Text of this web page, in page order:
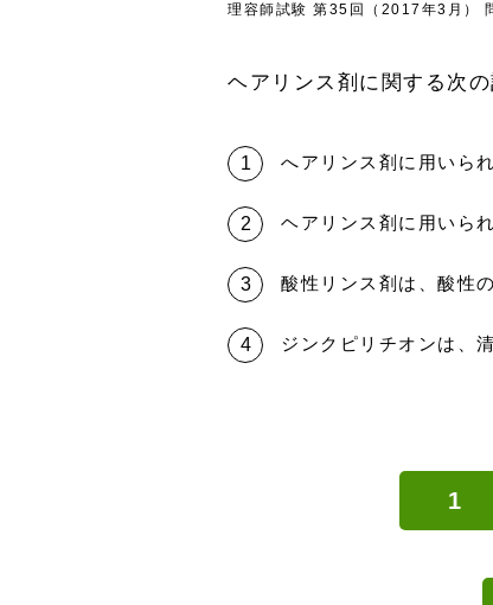
理容師試験 第35回（2017年3月）
ヘアリンス剤に関する次
へアリンス剤に用いら
ヘアリンス剤に用いら
酸性リンス剤は、酸性
ジンクピリチオンは、
1